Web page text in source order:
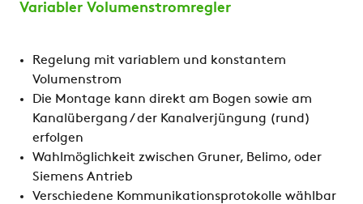
Variabler Volumenstromregler
Regelung mit variablem und konstantem
Volumenstrom
Die Montage kann direkt am Bogen sowie am
Kanalübergang / der Kanalverjüngung (rund)
erfolgen
Wahlmöglichkeit zwischen Gruner, Belimo, oder
Siemens Antrieb
Verschiedene Kommunikationsprotokolle wählbar